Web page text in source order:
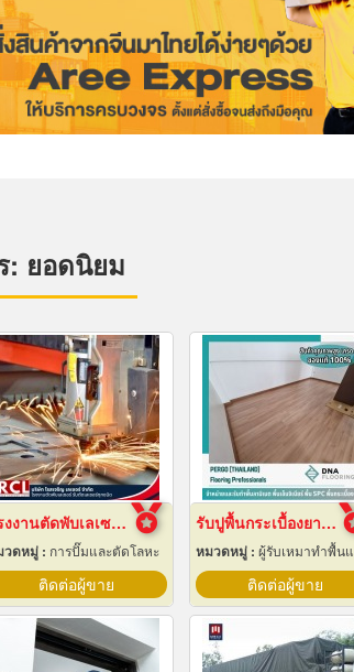
: ยอดนิยม
โรงงานตัดพับเลเซอร์ อยุธยา
วดหมู่ : การปั๊มและตัดโลหะ
ติดต่อผู้ขาย
รับปูพื้นกระเบื้องยางลายไม้
หมวดหมู่ : ผู้รับเหมาทำพื้นและทางเดิน
ติดต่อผู้ขาย